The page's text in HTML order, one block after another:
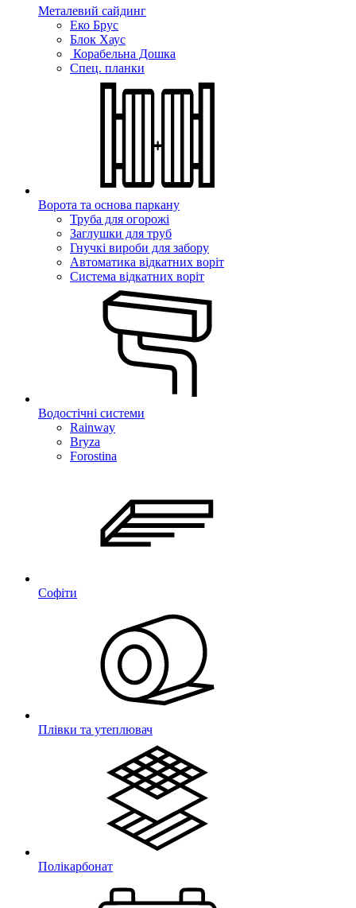
Металевий сайдинг
Еко Брус
Блок Хаус
Корабельна Дошка
Спец. планки
Ворота та основа паркану
Труба для огорожі
Заглушки для труб
Гнучкі вироби для забору
Автоматика відкатних воріт
Система відкатних воріт
Водостічні системи
Rainway
Bryza
Forostina
Софіти
Плівки та утеплювач
Полікарбонат